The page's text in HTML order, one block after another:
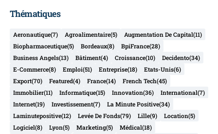
Thématiques
Aeronautique(7) Agroalimentaire(5) Augmentation De Capital(11)
Biopharmaceutique(5) Bordeaux(8) BpiFrance(28)
Business Angels(13) Bâtiment(4) Croissance(10) Decidento(34)
E-Commerce(8) Emploi(51) Entreprise(18) Etats-Unis(6)
Export(70) Featured(4) France(14) French Tech(45)
Immobilier(11) Informatique(15) Innovation(36) International(7)
Internet(19) Investissement(7) La Minute Positive(34)
Laminutepositive(12) Levée De Fonds(79) Lille(9) Location(5)
Logiciel(8) Lyon(5) Marketing(5) Médical(18)